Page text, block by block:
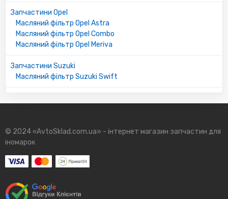
Запчастини Opel
Масляний фільтр Opel Astra
Масляний фільтр Opel Combo
Масляний фільтр Opel Meriva
Запчастини Suzuki
Масляний фільтр Suzuki Swift
© 2024 «AvtoSklad.com.ua» - інтернет магазин запчастин для
іномарок